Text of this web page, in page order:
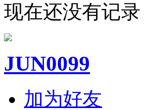
现在还没有记录
JUN0099
加为好友